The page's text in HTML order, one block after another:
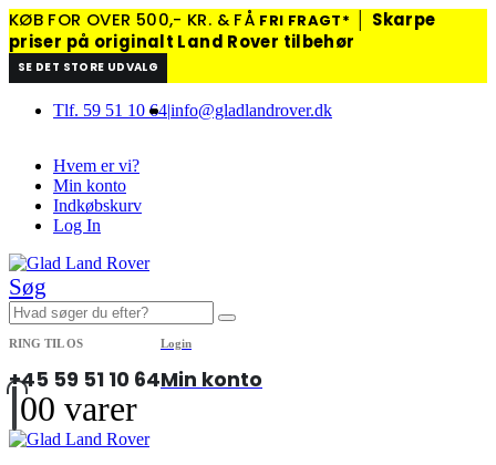
KØB FOR OVER 500,- KR. & FÅ FRI FRAGT*
Skarpe
priser på originalt Land Rover tilbehør
SE DET STORE UDVALG
Tlf. 59 51 10 64|info@gladlandrover.dk
Hvem er vi?
Min konto
Indkøbskurv
Log In
Søg
RING TIL OS
+45 59 51 10 64
Login
Min konto
00 varer